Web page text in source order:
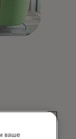
ваше